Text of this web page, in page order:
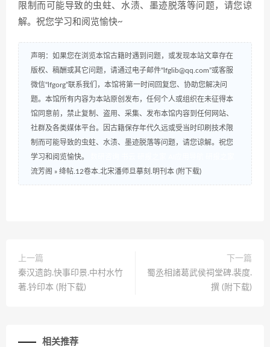
限制而可能导致的虫蛀、水渍、墨迹脱落等问题，请您谅
解。祝您学习和阅览愉快~
声明：如果您在浏览本馆古籍时遇到问题，或发现本站文章存在
版权、稿酬或其它问题，请通过电子邮件“lfglib@qq.com”或客服
微信“lfgorg”联系我们，本馆将第一时间回复您、协助您解决问
题。本馆所有内容为本站原创发布，任何个人或组织在未征得本
馆同意前，禁止复制、盗用、采集、发布本馆内容到任何网站、
社群及各类媒体平台。因古籍保存年代久远或受当时印刷技术限
制而可能导致的虫蛀、水渍、墨迹脱落等问题，请您谅解。祝您
学习和阅览愉快。
流芳阁 » 绛帖.12卷本.北宋潘师旦摹刻.明刊本 (附下载)
上一篇
秦汉遗韵.快事印景.中村水竹
著.钤印本 (附下载)
下一篇
蜀丞相諸葛武侯祠堂碑.裴度.
撰 (附下载)
相关推荐